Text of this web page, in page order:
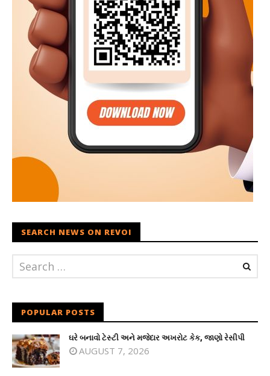
SEARCH NEWS ON REVOI
POPULAR POSTS
ઘરે બનાવો ટેસ્ટી અને મજેદાર અખરોટ કેક, જાણો રેસીપી
AUGUST 7, 2026